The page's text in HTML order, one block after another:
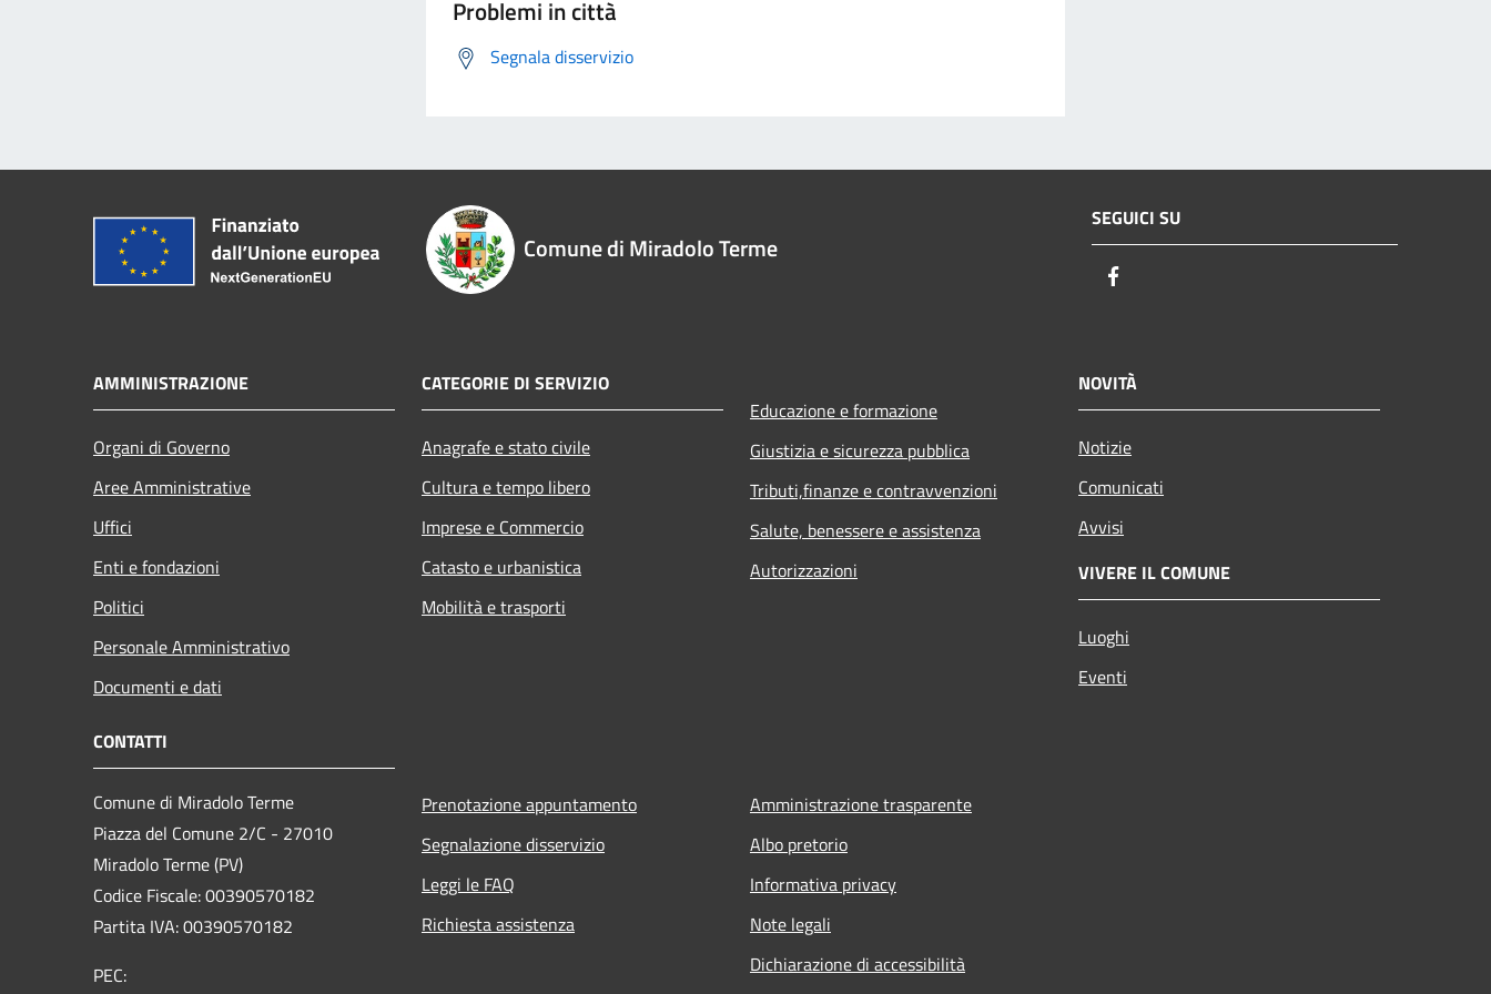
Problemi in città
Segnala disservizio
Comune di Miradolo Terme
SEGUICI SU
AMMINISTRAZIONE
Organi di Governo
Aree Amministrative
Uffici
Enti e fondazioni
Politici
Personale Amministrativo
Documenti e dati
CATEGORIE DI SERVIZIO
Anagrafe e stato civile
Cultura e tempo libero
Imprese e Commercio
Catasto e urbanistica
Mobilità e trasporti
Educazione e formazione
Giustizia e sicurezza pubblica
Tributi,finanze e contravvenzioni
Salute, benessere e assistenza
Autorizzazioni
NOVITÀ
Notizie
Comunicati
Avvisi
VIVERE IL COMUNE
Luoghi
Eventi
CONTATTI
Comune di Miradolo Terme
Piazza del Comune 2/C - 27010
Miradolo Terme (PV)
Codice Fiscale: 00390570182
Partita IVA: 00390570182
PEC:
Prenotazione appuntamento
Segnalazione disservizio
Leggi le FAQ
Richiesta assistenza
Amministrazione trasparente
Albo pretorio
Informativa privacy
Note legali
Dichiarazione di accessibilità